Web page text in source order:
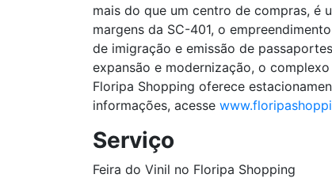
mais do que um centro de compras, é
margens da SC-401, o
de imigração e emissão de
expansão e modernização, o
Floripa Shopping oferece
informações, acesse
Serviço
Feira do Vinil no Floripa Shopping